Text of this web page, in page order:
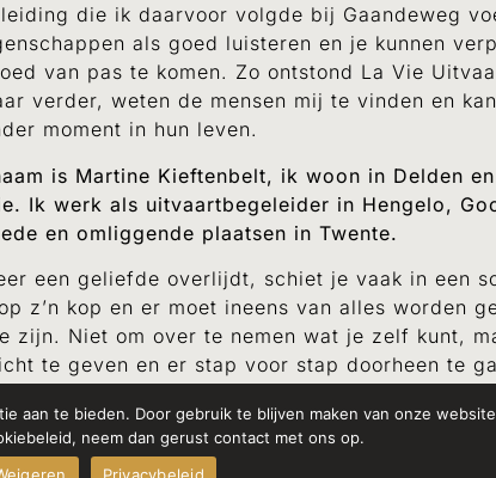
die ik daarvoor volgde bij Gaandeweg
als goed luisteren en je kunnen
van pas te komen. Zo ontstond La Vie
verder, weten de mensen mij te vinden en
moment in hun leven.
is Martine Kieftenbelt, ik woon in Delden
Ik werk als uitvaartbegeleider in Hengelo,
en omliggende plaatsen in Twente.
een geliefde overlijdt, schiet je vaak in een
z’n kop en er moet ineens van alles worden
zijn. Niet om over te nemen wat je zelf kunt,
te geven en er stap voor stap doorheen te
dat het helpt als nabestaanden zélf
Door samen keuzes te maken, ontstaat er
direct beseft, begint daar ook al de eerste
te bieden. Door gebruik te blijven maken van onze
neem dan gerust contact met ons op.
Privacybeleid